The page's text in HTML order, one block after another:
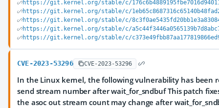
https://git.kernel.org/stable/c/
https://git.kernel.org/stable/c/
https://git.kernel.org/stable/c/
https://git.kernel.org/stable/c/
https://git.kernel.org/stable/c/
CVE-2023-53296 CVE-2023-53296
In the Linux kernel, the following vulnerability has been
send stream number after wait_for_sndbuf This patch
the asoc out stream count may change after